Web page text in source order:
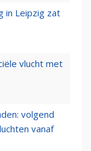
in Leipzig zat
vlucht met
volgend
vanaf